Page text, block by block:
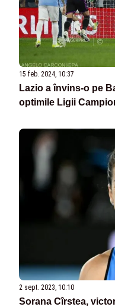
15 feb. 2024, 10:37
Lazio a învins-o pe
optimile Ligii
2 sept. 2023, 10:10
Sorana Cîrstea,